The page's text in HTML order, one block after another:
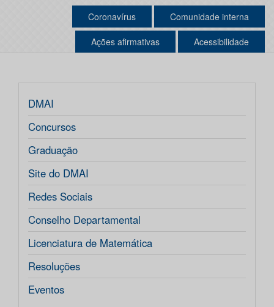
Coronavírus Comunidade interna
Ações afirmativas Acessibilidade
DMAI
Concursos
Graduação
Site do DMAI
Redes Sociais
Conselho Departamental
Licenciatura de Matemática
Resoluções
Eventos